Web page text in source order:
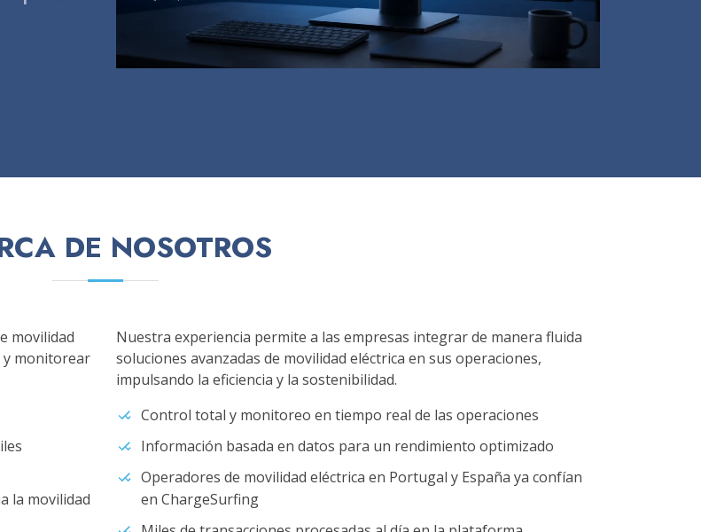
DE NOSOTROS
movilidad
y monitorear
la movilidad
Nuestra experiencia permite a las empresas integrar de manera fluida
soluciones avanzadas de movilidad eléctrica en sus operaciones,
impulsando la eficiencia y la sostenibilidad.
Control total y monitoreo en tiempo real de las operaciones
Información basada en datos para un rendimiento optimizado
Operadores de movilidad eléctrica en Portugal y España ya confían
en ChargeSurfing